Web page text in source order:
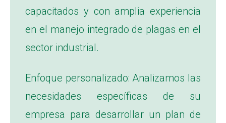
capacitados y con amplia experiencia
en el manejo integrado de plagas en el
sector industrial.
Enfoque personalizado: Analizamos las
necesidades específicas de su
empresa para desarrollar un plan de